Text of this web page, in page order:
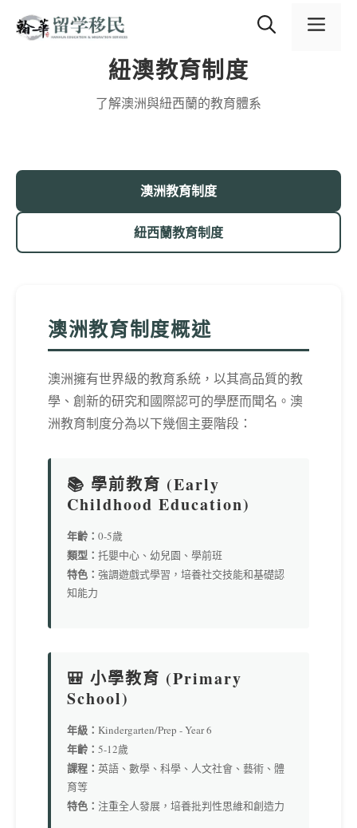
選
紐澳教育制度
了解澳洲與紐西蘭的教育體系
澳洲教育制度
紐西蘭教育制度
澳洲教育制度概述
澳洲擁有世界級的教育系統，以其高品質的教
學、創新的研究和國際認可的學歷而聞名。澳
洲教育制度分為以下幾個主要階段：
📚 學前教育 (Early
Childhood Education)
年齡： 0-5歲
類型： 托嬰中心、幼兒園、學前班
特色： 強調遊戲式學習，培養社交技能和基礎認
知能力
🎒 小學教育 (Primary
School)
年級： Kindergarten/Prep - Year 6
年齡： 5-12歲
課程： 英語、數學、科學、人文社會、藝術、體
育等
特色： 注重全人發展，培養批判性思維和創造力